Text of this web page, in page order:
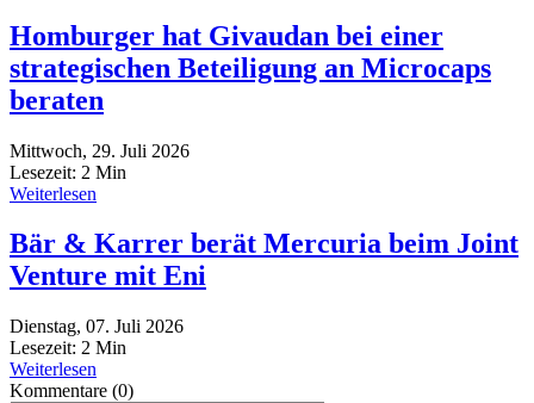
Homburger hat Givaudan bei einer
strategischen Beteiligung an Microcaps
beraten
Mittwoch, 29. Juli 2026
Lesezeit: 2 Min
Weiterlesen
Bär & Karrer berät Mercuria beim Joint
Venture mit Eni
Dienstag, 07. Juli 2026
Lesezeit: 2 Min
Weiterlesen
Kommentare (0)